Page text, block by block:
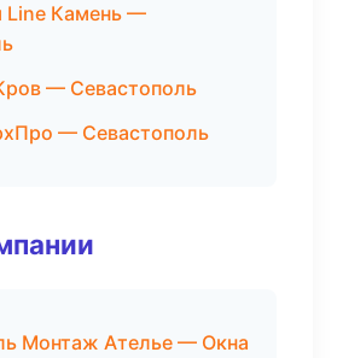
Line Камень —
— Севастополь
— Севастополь
Монтаж Ателье — Окна